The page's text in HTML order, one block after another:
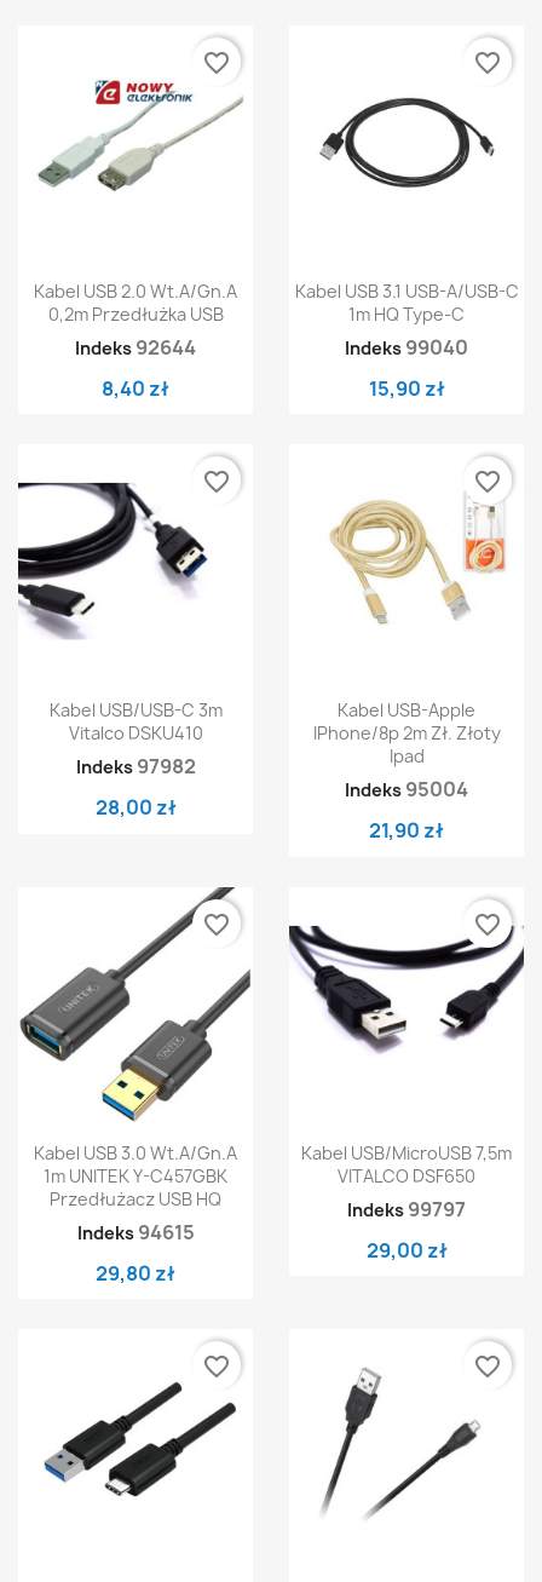
Kabel USB 2.0 Wt.A/Gn.A
0,2m Przedłużka USB
Indeks 92644
8,40 zł
favorite_border
Kabel USB 3.1 USB-A/USB-C
1m HQ Type-C
Indeks 99040
15,90 zł
favorite_border
Kabel USB/USB-C 3m
Vitalco DSKU410
Indeks 97982
28,00 zł
favorite_border
Kabel USB-Apple
IPhone/8p 2m Zł. Złoty
Ipad
Indeks 95004
21,90 zł
favorite_border
Kabel USB 3.0 Wt.A/Gn.A
1m UNITEK Y-C457GBK
Przedłużacz USB HQ
Indeks 94615
29,80 zł
favorite_border
Kabel USB/MicroUSB 7,5m
VITALCO DSF650
Indeks 99797
29,00 zł
favorite_border
favorite_border favorite_border